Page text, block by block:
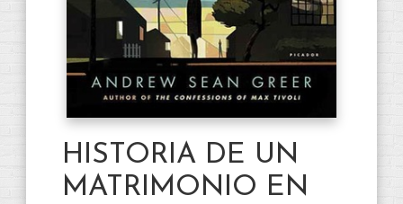
HISTORIA DE UN
MATRIMONIO EN